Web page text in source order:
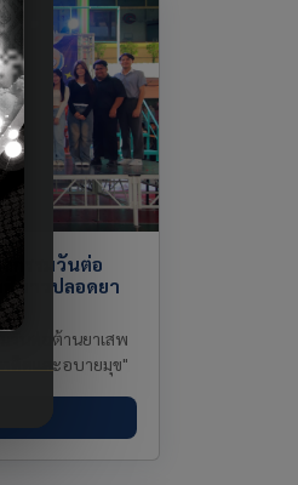
กรรมวันต่อ
ขาวปลอดยา
มวันต่อต้านยาเสพ
พติดและอบายมุข"